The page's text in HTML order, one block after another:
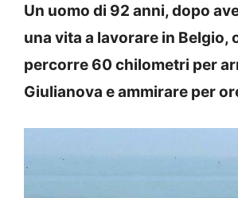
Un uomo di 92 anni, dopo
una vita a lavorare in Belgio,
percorre 60 chilometri per
Giulianova e ammirare per